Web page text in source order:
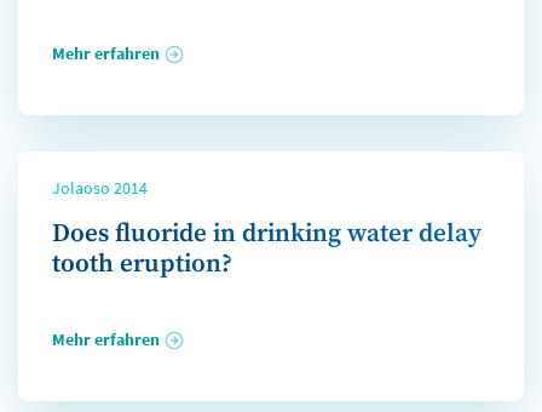
Mehr erfahren
Jolaoso 2014
Does fluoride in drinking water delay
tooth eruption?
Mehr erfahren